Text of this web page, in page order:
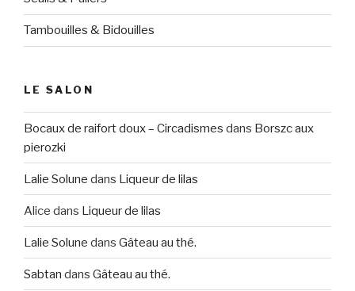
Tambouilles & Bidouilles
LE SALON
Bocaux de raifort doux – Circadismes dans Borszc aux
pierozki
Lalie Solune dans Liqueur de lilas
Alice dans Liqueur de lilas
Lalie Solune dans Gâteau au thé.
Sabtan dans Gâteau au thé.